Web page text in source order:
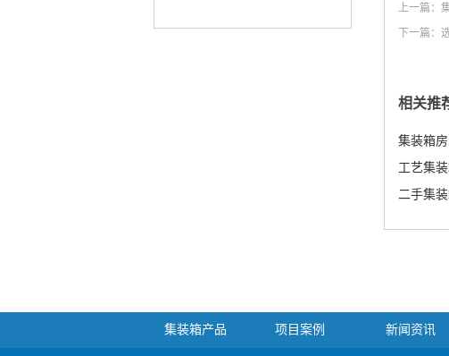
上一篇：
下一篇：
相关推
集装箱
工艺集
集装箱产品 项目案例 新闻资讯